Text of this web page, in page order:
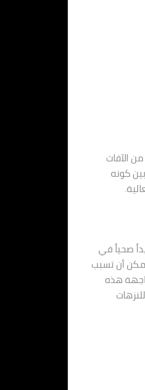
الآفات
كونه
صحياً في
يمكن أن تسبب
هذه